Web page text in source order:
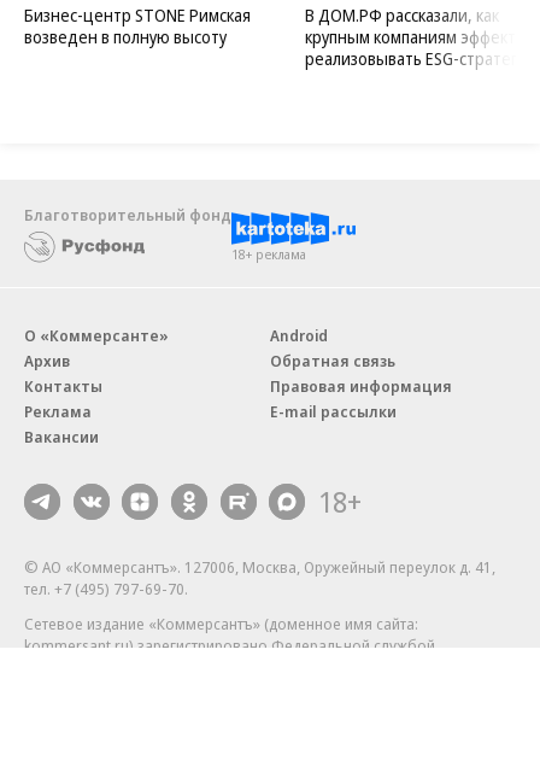
Бизнес-центр STONE Римская
возведен в полную высоту
В ДОМ.РФ рассказали, как
крупным компаниям
реализовывать ESG-стратегию
Благотворительный фонд
18+ реклама
О «Коммерсанте»
Архив
Контакты
Реклама
Вакансии
Android
Обратная связь
Правовая информация
E-mail рассылки
18+
© АО «Коммерсантъ». 127006, Москва, Оружейный переулок д. 41,
тел. +7 (495) 797-69-70.
Сетевое издание «Коммерсантъ» (доменное имя сайта:
kommersant.ru) зарегистрировано Федеральной службой